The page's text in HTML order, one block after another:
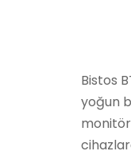
Bistos
yoğun